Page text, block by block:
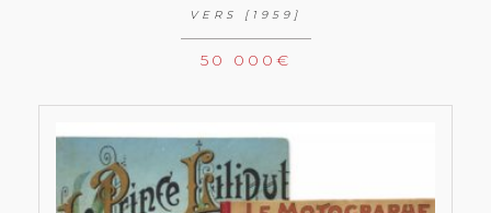
VERS [1959]
50 000 €